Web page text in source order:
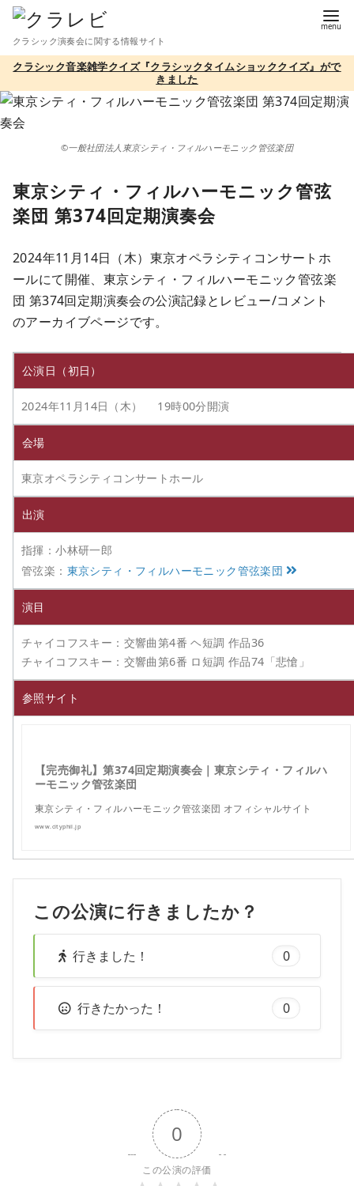
テ
ツ
へ
クラシック演奏会に関する情報サイト
クラシック音楽雑学クイズ『クラシックタイムショッククイズ』がで
きました
©一般社団法人東京シティ・フィルハーモニック管弦楽団
東京シティ・フィルハーモニック管弦
楽団 第374回定期演奏会
2024年11月14日（木）東京オペラシティコンサートホ
ールにて開催、東京シティ・フィルハーモニック管弦楽
団 第374回定期演奏会の公演記録とレビュー/コメント
のアーカイブページです。
公演日（初日）
2024年11月14日（木） 19時00分開演
会場
東京オペラシティコンサートホール
出演
指揮：小林研一郎
管弦楽： 東京シティ・フィルハーモニック管弦楽団
演目
チャイコフスキー：交響曲第4番 ヘ短調 作品36
チャイコフスキー：交響曲第6番 ロ短調 作品74「悲愴」
参照サイト
【完売御礼】第374回定期演奏会｜東京シティ・フィルハ
ーモニック管弦楽団
東京シティ・フィルハーモニック管弦楽団 オフィシャルサイト
www.cityphil.jp
この公演に行きましたか？
行きました！ 0
行きたかった！ 0
0
この公演の評価